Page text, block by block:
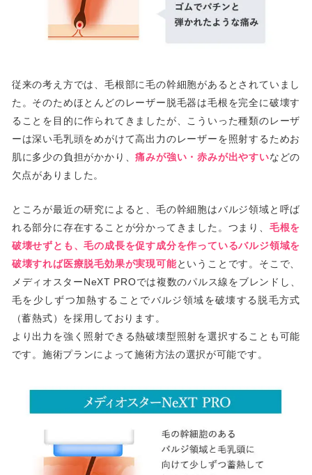
従来の考え方では、毛根部に毛の幹細胞があるとされていまし
た。そのためほとんどのレーザー脱毛器は毛根を完全に破壊す
ることを目的に作られてきましたが、こういった種類のレーザ
ーは深い毛乳頭をめがけて高出力のレーザーを照射するためお
肌に多少の負担がかかり、痛みが強い・赤みが出やすいなどの
欠点がありました。
ところが最近の研究によると、毛の幹細胞はバルジ領域と呼ば
れる部分に存在することが分かってきました。つまり、 毛根を
破壊せずとも、毛の成長を促す成分を作っているバルジ領域を
破壊すれば医療脱毛効果が実現可能ということです。そこで、
メディオスターNeXT PROでは複数のパルス線をブレンドし、
毛を少しずつ加熱することでバルジ領域を破壊する脱毛方式
（蓄熱式）を採用しております。
より出力を強く照射できる熱破壊型照射を選択することも可能
です。施術プランによって施術方法の選択が可能です。